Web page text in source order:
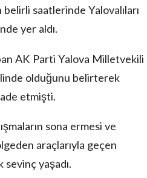
saatlerinde Yalovalıları
yer aldı.
AK Parti Yalova Milletvekili
olduğunu belirterek
etmişti.
sona ermesi ve
araçlarıyla geçen
sevinç yaşadı.